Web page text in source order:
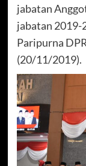
jabatan
jabatan 2019-
Paripurna
(20/11/2019).